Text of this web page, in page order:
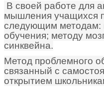
В своей работе для
мышления учащихся
следующим методам:
обучения; методу
синквейна.
Метод проблемного
связанный с
открытием